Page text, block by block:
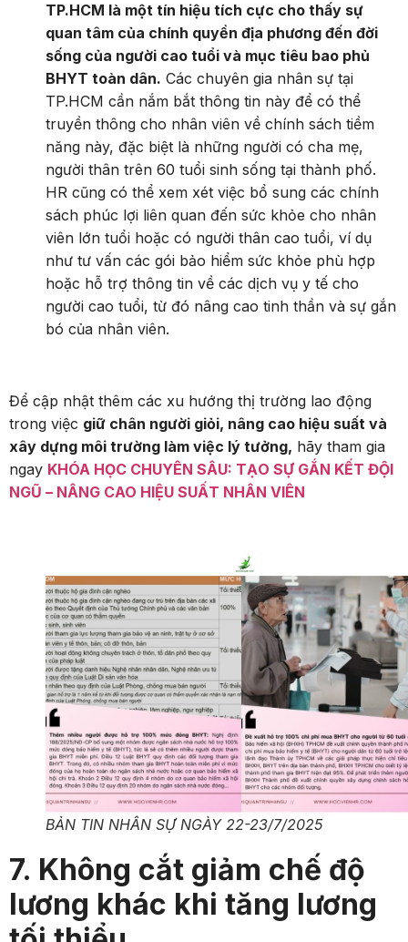
TP.HCM là một tín hiệu tích cực cho thấy sự
quan tâm của chính quyền địa phương đến đời
sống của người cao tuổi và mục tiêu bao phủ
BHYT toàn dân. Các chuyên gia nhân sự tại
TP.HCM cần nắm bắt thông tin này để có thể
truyền thông cho nhân viên về chính sách tiềm
năng này, đặc biệt là những người có cha mẹ,
người thân trên 60 tuổi sinh sống tại thành phố.
HR cũng có thể xem xét việc bổ sung các chính
sách phúc lợi liên quan đến sức khỏe cho nhân
viên lớn tuổi hoặc có người thân cao tuổi, ví dụ
như tư vấn các gói bảo hiểm sức khỏe phù hợp
hoặc hỗ trợ thông tin về các dịch vụ y tế cho
người cao tuổi, từ đó nâng cao tinh thần và sự gắn
bó của nhân viên.
Để cập nhật thêm các xu hướng thị trường lao động
trong việc giữ chân người giỏi, nâng cao hiệu suất và
xây dựng môi trường làm việc lý tưởng, hãy tham gia
ngay KHÓA HỌC CHUYÊN SÂU: TẠO SỰ GẮN KẾT ĐỘI
NGŨ – NÂNG CAO HIỆU SUẤT NHÂN VIÊN
BẢN TIN NHÂN SỰ NGÀY 22-23/7/2025
7. Không cắt giảm chế độ
lương khác khi tăng lương